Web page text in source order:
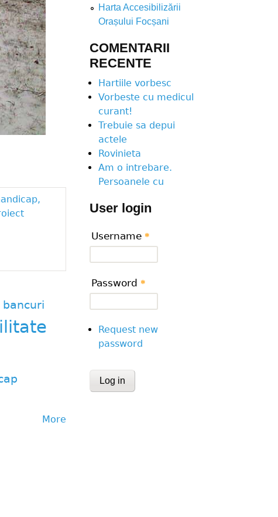
bancuri
More
Harta Accesibilizării
Orașului Focșani
COMENTARII
RECENTE
Hartiile vorbesc
Vorbeste cu medicul
curant!
Trebuie sa depui
actele
Rovinieta
Am o intrebare.
Persoanele cu
User login
Username *
Password *
Request new
password
CAPTCHA